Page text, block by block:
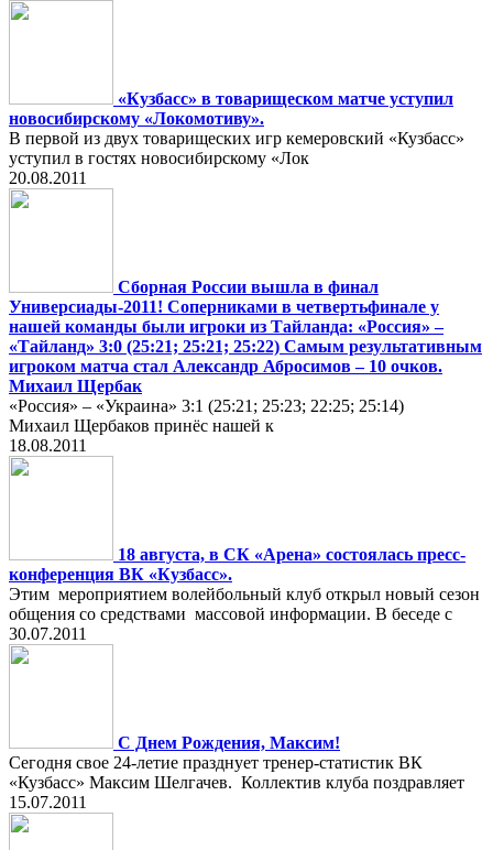
«Кузбасс» в товарищеском матче уступил
новосибирскому «Локомотиву».
В первой из двух товарищеских игр кемеровский «Кузбасс»
уступил в гостях новосибирскому «Лок
20.08.2011
Сборная России вышла в финал
Универсиады-2011! Соперниками в четвертьфинале у
нашей команды были игроки из Тайланда: «Россия» –
«Тайланд» 3:0 (25:21; 25:21; 25:22) Самым результативным
игроком матча стал Александр Абросимов – 10 очков.
Михаил Щербак
«Россия» – «Украина» 3:1 (25:21; 25:23; 22:25; 25:14)
Михаил Щербаков принёс нашей к
18.08.2011
18 августа, в СК «Арена» состоялась пресс-
конференция ВК «Кузбасс».
Этим мероприятием волейбольный клуб открыл новый сезон
общения со средствами массовой информации. В беседе с
30.07.2011
С Днем Рождения, Максим!
Сегодня свое 24-летие празднует тренер-статистик ВК
«Кузбасс» Максим Шелгачев. Коллектив клуба поздравляет
15.07.2011